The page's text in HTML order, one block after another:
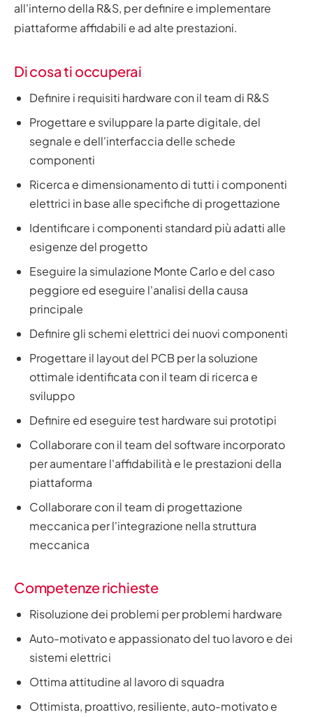
all'interno della R&S, per definire e implementare
piattaforme affidabili e ad alte prestazioni.
Di cosa ti occuperai
Definire i requisiti hardware con il team di R&S
Progettare e sviluppare la parte digitale, del
segnale e dell'interfaccia delle schede
componenti
Ricerca e dimensionamento di tutti i componenti
elettrici in base alle specifiche di progettazione
Identificare i componenti standard più adatti alle
esigenze del progetto
Eseguire la simulazione Monte Carlo e del caso
peggiore ed eseguire l'analisi della causa
principale
Definire gli schemi elettrici dei nuovi componenti
Progettare il layout del PCB per la soluzione
ottimale identificata con il team di ricerca e
sviluppo
Definire ed eseguire test hardware sui prototipi
Collaborare con il team del software incorporato
per aumentare l'affidabilità e le prestazioni della
piattaforma
Collaborare con il team di progettazione
meccanica per l'integrazione nella struttura
meccanica
Competenze richieste
Risoluzione dei problemi per problemi hardware
Auto-motivato e appassionato del tuo lavoro e dei
sistemi elettrici
Ottima attitudine al lavoro di squadra
Ottimista, proattivo, resiliente, auto-motivato e